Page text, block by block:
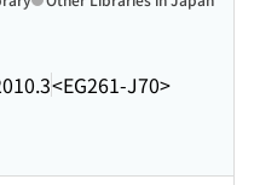
<EG261-J70>